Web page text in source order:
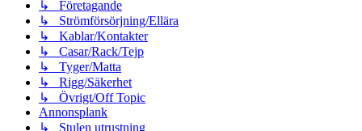
↳ Företagande
↳ Strömförsörjning/Ellära
↳ Kablar/Kontakter
↳ Casar/Rack/Tejp
↳ Tyger/Matta
↳ Rigg/Säkerhet
↳ Övrigt/Off Topic
Annonsplank
↳ Stulen utrustning